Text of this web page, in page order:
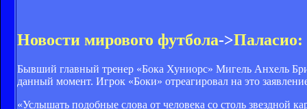
Новости мирового футбола->
Бывший главный тренер «Бока Хуниорс» Мигель Анхель
данный момент. Игрок «Боки» отреагировал на это
«Услышать подобные слова от человека со столь звездной